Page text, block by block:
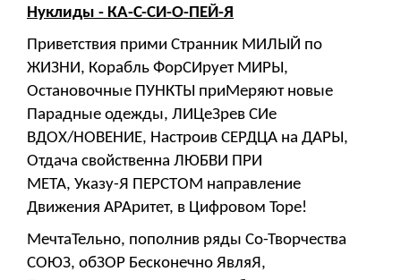
Нуклиды - КА-С-СИ-О-ПЕЙ-Я
Приветствия прими Странник МИЛЫЙ по
ЖИЗНИ, Корабль ФорСИрует МИРЫ,
Остановочные ПУНКТЫ приМеряют новые
Парадные одежды, ЛИЦеЗрев СИе
ВДОХ/НОВЕНИЕ, Настроив СЕРДЦА на ДАРЫ,
Отдача свойственна ЛЮБВИ ПРИ
МЕТА, Указу-Я ПЕРСТОМ направление
Движения АРАритет, в Цифровом Торе!
МечтаТельно, пополнив ряды Со-Творчества
СОЮЗ, обЗОР Бесконечно ЯвляЯ,